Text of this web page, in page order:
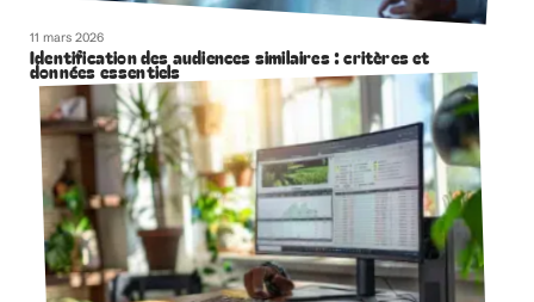
11 mars 2026
Identification des audiences similaires : critères et
données essentiels